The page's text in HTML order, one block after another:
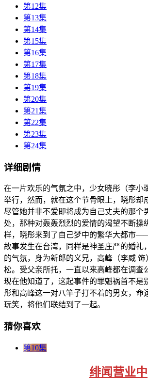
第12集
第13集
第14集
第15集
第16集
第17集
第18集
第19集
第20集
第21集
第22集
第23集
第24集
详细剧情
在一片欢乐的气氛之中，少女晓彤（李小
举行，然而，就在这个节骨眼上，晓彤却
尽管她并非不爱即将成为自己丈夫的那个
处，那种对轰轰烈烈的爱情的渴望不断操
样，晓彤来到了自己梦中的繁华大都
故事发生在台湾，同样是神圣庄严的婚礼
的气氛，身为新郎的义兄，高峰（李威
松。受父亲所托，一直以来高峰都在调查
现在他知道了，这起事件的罪魁祸首不是
彤和高峰这一对八竿子打不着的男女，命
玩笑，将他们联结到了一起。
猜你喜欢
第10集
绯闻营业中